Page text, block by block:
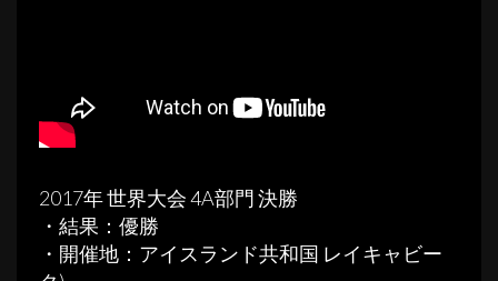
2017年 世界大会 4A部門 決勝
・結果：優勝
・開催地：アイスランド共和国 レイキャビー